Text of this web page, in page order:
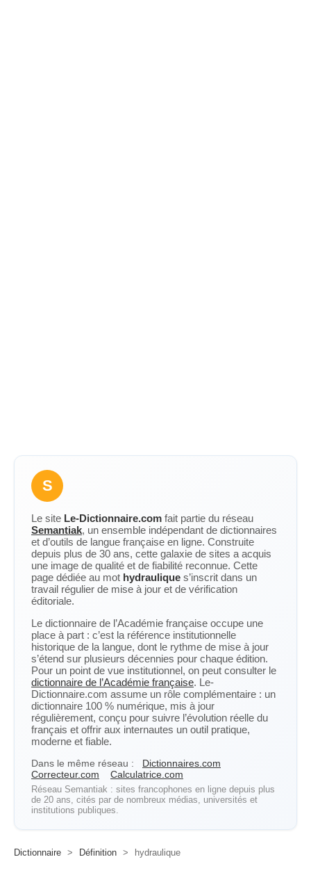
S
Le site Le-Dictionnaire.com fait partie du réseau
Semantiak, un ensemble indépendant de dictionnaires
et d’outils de langue française en ligne. Construite
depuis plus de 30 ans, cette galaxie de sites a acquis
une image de qualité et de fiabilité reconnue. Cette
page dédiée au mot hydraulique s’inscrit dans un
travail régulier de mise à jour et de vérification
éditoriale.
Le dictionnaire de l’Académie française occupe une
place à part : c’est la référence institutionnelle
historique de la langue, dont le rythme de mise à jour
s’étend sur plusieurs décennies pour chaque édition.
Pour un point de vue institutionnel, on peut consulter le
dictionnaire de l’Académie française. Le-
Dictionnaire.com assume un rôle complémentaire : un
dictionnaire 100 % numérique, mis à jour
régulièrement, conçu pour suivre l’évolution réelle du
français et offrir aux internautes un outil pratique,
moderne et fiable.
Dans le même réseau :
Dictionnaires.com
Correcteur.com
Calculatrice.com
Réseau Semantiak : sites francophones en ligne depuis plus
de 20 ans, cités par de nombreux médias, universités et
institutions publiques.
Dictionnaire > Définition > hydraulique